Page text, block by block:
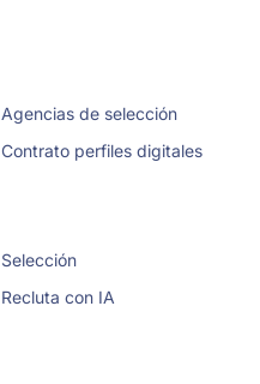
Agencias de selección
Contrato perfiles digitales
Selección
Recluta con IA